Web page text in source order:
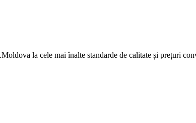
la cele mai înalte standarde de calitate și prețuri